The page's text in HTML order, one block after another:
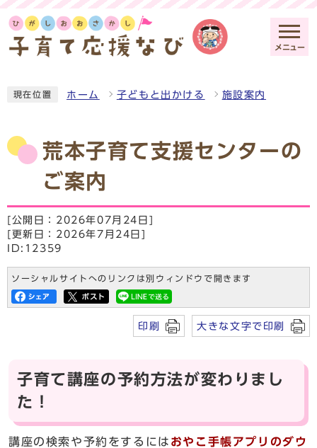
メニュー
現在位置 ホーム 子どもと出かける 施設案内
荒本子育て支援センターの
ご案内
[公開日：2026年07月24日]
[更新日：2026年7月24日]
ID:12359
ソーシャルサイトへのリンクは別ウィンドウで開きます
印刷 大きな文字で印刷
子育て講座の予約方法が変わりまし
た！
講座の検索や予約をするには おやこ手帳アプリのダウ